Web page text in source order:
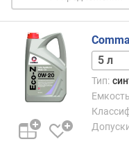
д
е
ш
е
в
ы
м
п
о
1 л
Тип: